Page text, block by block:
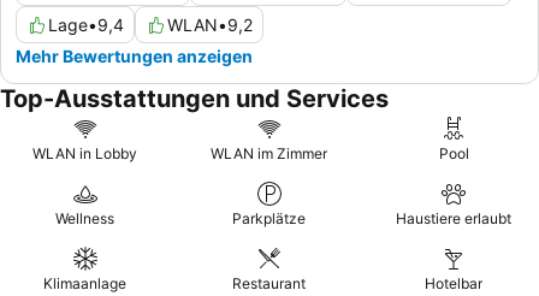
Lage•9,4 WLAN•9,2
Mehr Bewertungen anzeigen
Top-Ausstattungen und Services
WLAN in Lobby WLAN im Zimmer Pool
Wellness Parkplätze Haustiere erlaubt
Klimaanlage Restaurant Hotelbar